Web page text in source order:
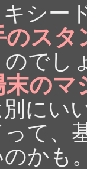
シー
のスタ
でし
末のマ
にい
て、
かも